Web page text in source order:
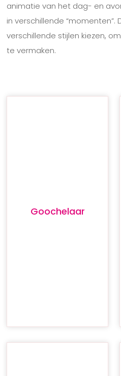
animatie van het dag- en
in verschillende “momenten”.
verschillende stijlen kiezen,
te vermaken.
Goochelaar